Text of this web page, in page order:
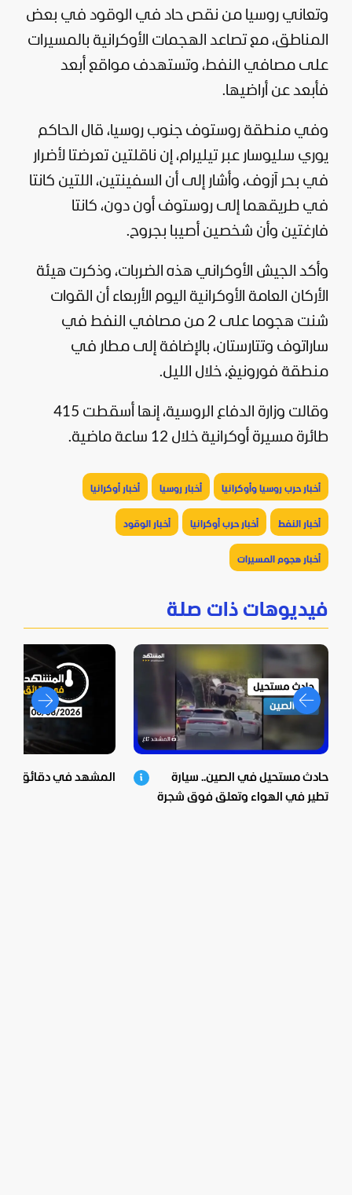
وتعاني روسيا من نقص حاد في الوقود في بعض
المناطق، مع تصاعد الهجمات الأوكرانية بالمسيرات
على مصافي النفط، وتستهدف مواقع أبعد
فأبعد عن أراضيها.
وفي منطقة روستوف جنوب روسيا، قال الحاكم
يوري سليوسار عبر تيليرام، إن ناقلتين تعرضتا لأضرار
في بحر آزوف، وأشار إلى أن السفينتين، اللتين كانتا
في طريقهما إلى روستوف أون دون، كانتا
فارغتين وأن شخصين أصيبا بجروح.
وأكد الجيش الأوكراني هذه الضربات، وذكرت هيئة
الأركان العامة الأوكرانية اليوم الأربعاء أن القوات
شنت هجوما على 2 من مصافي النفط في
ساراتوف وتتارستان، بالإضافة إلى مطار في
منطقة فورونيغ، خلال الليل.
وقالت وزارة الدفاع الروسية، إنها أسقطت 415
طائرة مسيرة أوكرانية خلال 12 ساعة ماضية.
أخبار حرب روسيا وأوكرانيا أخبار روسيا أخبار أوكرانيا
أخبار النفط أخبار حرب أوكرانيا أخبار الوقود
أخبار هجوم المسيرات
فيديوهات ذات صلة
حادث مستحيل في الصين.. سيارة
تطير في الهواء وتعلق فوق شجرة
المشهد في دقائق - 06-08-2026